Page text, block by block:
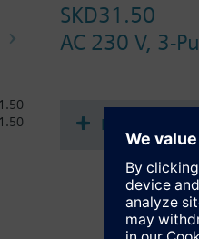
SKD31.50
AC 230 V, 3-
Dokumente